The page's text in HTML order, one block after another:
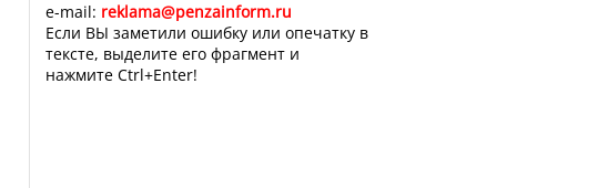
e-mail: reklama@penzainform.ru
Если ВЫ заметили ошибку или опечатку в
тексте, выделите его фрагмент и
нажмите Ctrl+Enter!